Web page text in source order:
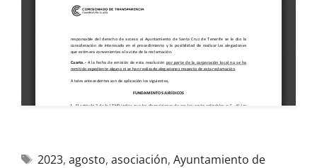
2023, agosto, asociación, Ayuntamiento de